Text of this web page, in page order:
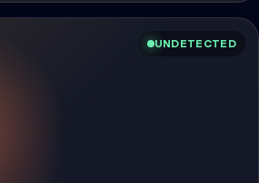
UNDETECTED